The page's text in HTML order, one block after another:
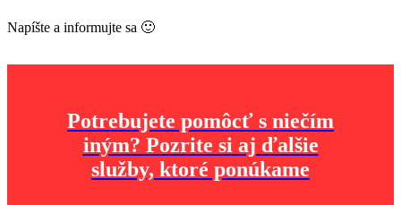
Napíšte a informujte sa 🙂
Potrebujete pomôcť s niečím
iným? Pozrite si aj ďalšie
služby, ktoré ponúkame